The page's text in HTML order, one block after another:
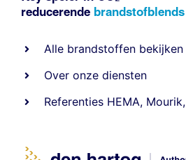
reducerende brandstofblends
Alle brandstoffen bekijken
Over onze diensten
Referenties HEMA, Mourik,